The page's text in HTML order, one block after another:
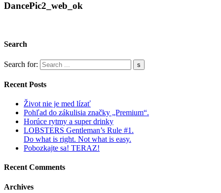
DancePic2_web_ok
Search
Search for:
Recent Posts
Život nie je med lízať
Pohľad do zákulisia značky „Premium“.
Horúce rytmy a super drinky
LOBSTERS Gentleman’s Rule #1.
Do what is right. Not what is easy.
Pobozkajte sa! TERAZ!
Recent Comments
Archives